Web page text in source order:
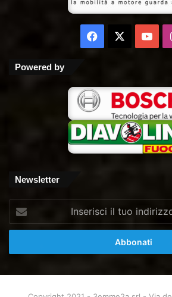
Facebook
You
Powered by
Newsletter
tuo
mail